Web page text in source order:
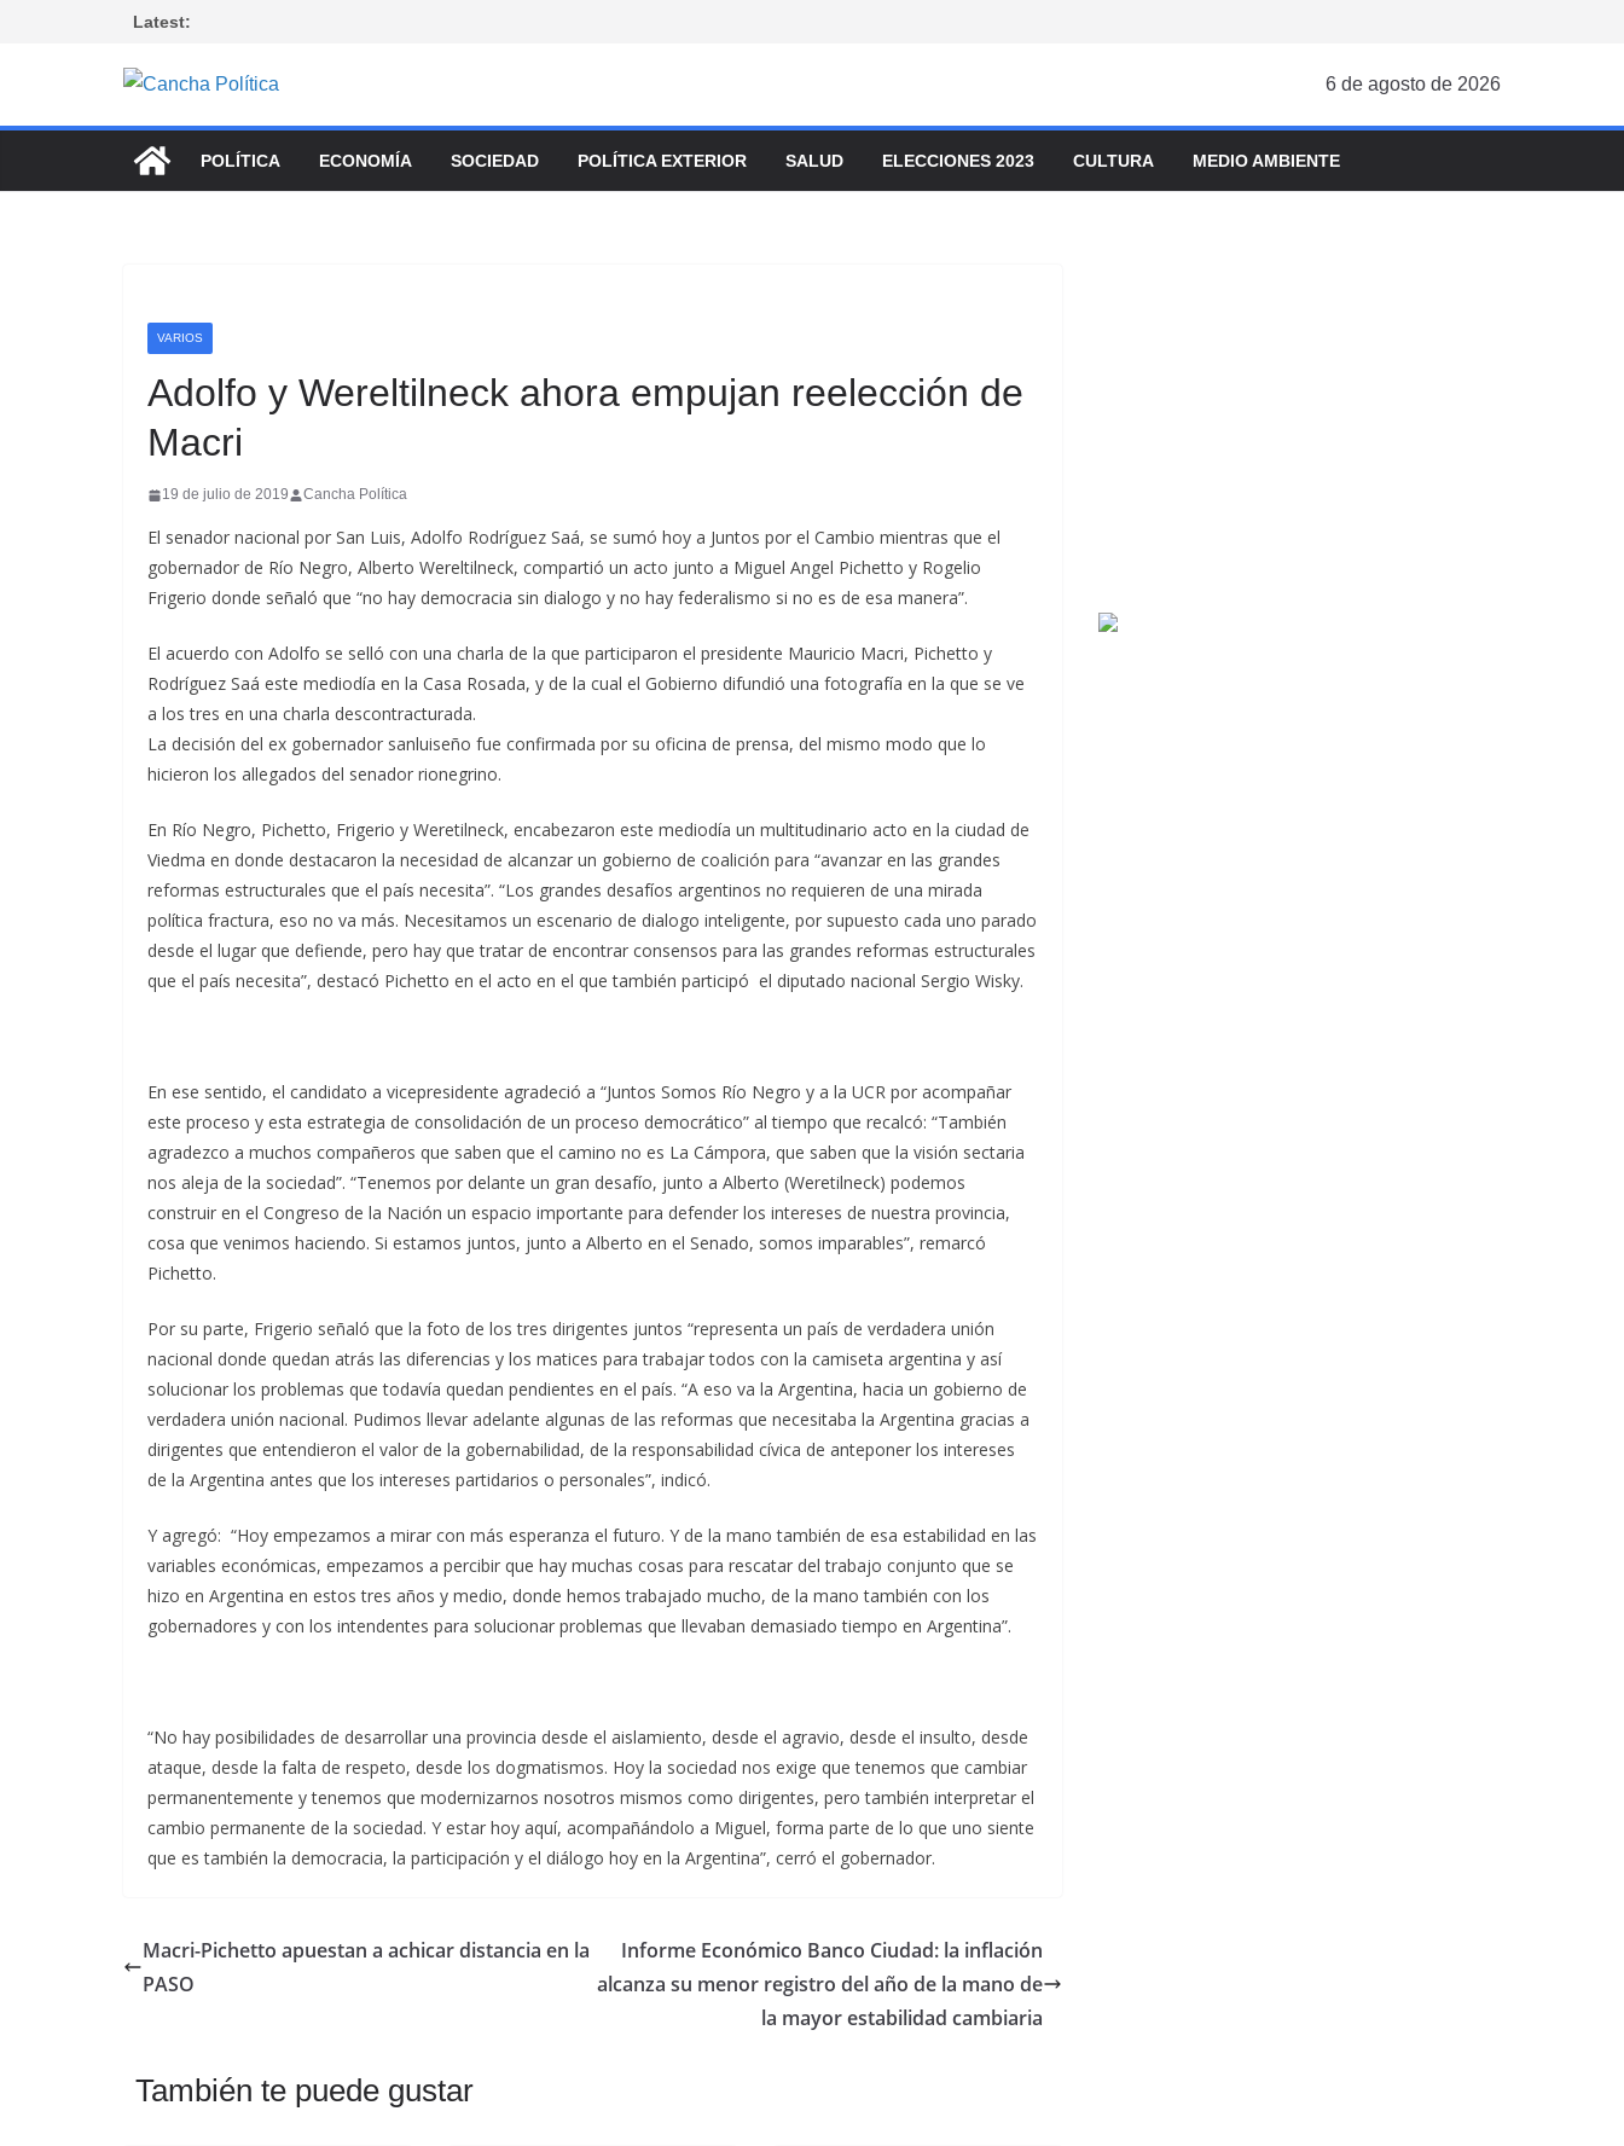
Latest:
6 de agosto de 2026
POLÍTICA ECONOMÍA SOCIEDAD POLÍTICA EXTERIOR SALUD ELECCIONES 2023 CULTURA MEDIO AMBIENTE
VARIOS
Adolfo y Wereltilneck ahora empujan reelección de
Macri
19 de julio de 2019 Cancha Política
El senador nacional por San Luis, Adolfo Rodríguez Saá, se sumó hoy a Juntos por el Cambio mientras que el
gobernador de Río Negro, Alberto Wereltilneck, compartió un acto junto a Miguel Angel Pichetto y Rogelio
Frigerio donde señaló que “no hay democracia sin dialogo y no hay federalismo si no es de esa manera”.
El acuerdo con Adolfo se selló con una charla de la que participaron el presidente Mauricio Macri, Pichetto y
Rodríguez Saá este mediodía en la Casa Rosada, y de la cual el Gobierno difundió una fotografía en la que se ve
a los tres en una charla descontracturada.
La decisión del ex gobernador sanluiseño fue confirmada por su oficina de prensa, del mismo modo que lo
hicieron los allegados del senador rionegrino.
En Río Negro, Pichetto, Frigerio y Weretilneck, encabezaron este mediodía un multitudinario acto en la ciudad de
Viedma en donde destacaron la necesidad de alcanzar un gobierno de coalición para “avanzar en las grandes
reformas estructurales que el país necesita”. “Los grandes desafíos argentinos no requieren de una mirada
política fractura, eso no va más. Necesitamos un escenario de dialogo inteligente, por supuesto cada uno parado
desde el lugar que defiende, pero hay que tratar de encontrar consensos para las grandes reformas estructurales
que el país necesita”, destacó Pichetto en el acto en el que también participó el diputado nacional Sergio Wisky.
En ese sentido, el candidato a vicepresidente agradeció a “Juntos Somos Río Negro y a la UCR por acompañar
este proceso y esta estrategia de consolidación de un proceso democrático” al tiempo que recalcó: “También
agradezco a muchos compañeros que saben que el camino no es La Cámpora, que saben que la visión sectaria
nos aleja de la sociedad”. “Tenemos por delante un gran desafío, junto a Alberto (Weretilneck) podemos
construir en el Congreso de la Nación un espacio importante para defender los intereses de nuestra provincia,
cosa que venimos haciendo. Si estamos juntos, junto a Alberto en el Senado, somos imparables”, remarcó
Pichetto.
Por su parte, Frigerio señaló que la foto de los tres dirigentes juntos “representa un país de verdadera unión
nacional donde quedan atrás las diferencias y los matices para trabajar todos con la camiseta argentina y así
solucionar los problemas que todavía quedan pendientes en el país. “A eso va la Argentina, hacia un gobierno de
verdadera unión nacional. Pudimos llevar adelante algunas de las reformas que necesitaba la Argentina gracias a
dirigentes que entendieron el valor de la gobernabilidad, de la responsabilidad cívica de anteponer los intereses
de la Argentina antes que los intereses partidarios o personales”, indicó.
Y agregó: “Hoy empezamos a mirar con más esperanza el futuro. Y de la mano también de esa estabilidad en las
variables económicas, empezamos a percibir que hay muchas cosas para rescatar del trabajo conjunto que se
hizo en Argentina en estos tres años y medio, donde hemos trabajado mucho, de la mano también con los
gobernadores y con los intendentes para solucionar problemas que llevaban demasiado tiempo en Argentina”.
“No hay posibilidades de desarrollar una provincia desde el aislamiento, desde el agravio, desde el insulto, desde
ataque, desde la falta de respeto, desde los dogmatismos. Hoy la sociedad nos exige que tenemos que cambiar
permanentemente y tenemos que modernizarnos nosotros mismos como dirigentes, pero también interpretar el
cambio permanente de la sociedad. Y estar hoy aquí, acompañándolo a Miguel, forma parte de lo que uno siente
que es también la democracia, la participación y el diálogo hoy en la Argentina”, cerró el gobernador.
Macri-Pichetto apuestan a achicar distancia en la
PASO
Informe Económico Banco Ciudad: la inflación
alcanza su menor registro del año de la mano de
la mayor estabilidad cambiaria
También te puede gustar